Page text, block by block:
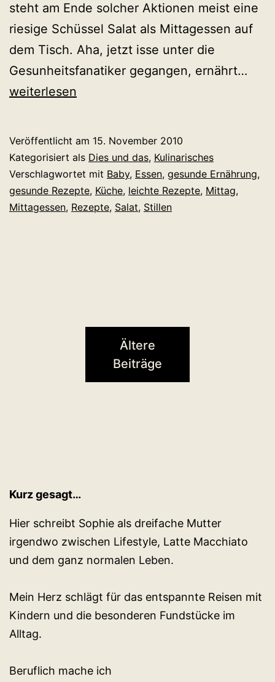
steht am Ende solcher Aktionen meist eine
riesige Schüssel Salat als Mittagessen auf
dem Tisch. Aha, jetzt isse unter die
Gesunheitsfanatiker gegangen, ernährt…
den
weiterlesen
Veröffentlicht am 15. November 2010
Kategorisiert als Dies und das, Kulinarisches
Verschlagwortet mit Baby, Essen, gesunde Ernährung,
gesunde Rezepte, Küche, leichte Rezepte, Mittag,
Mittagessen, Rezepte, Salat, Stillen
Ältere
Beiträge
Kurz gesagt…
Hier schreibt Sophie als dreifache Mutter
irgendwo zwischen Lifestyle, Latte Macchiato
und dem ganz normalen Leben.
Mein Herz schlägt für das entspannte Reisen mit
Kindern und die besonderen Fundstücke im
Alltag.
Beruflich mache ich